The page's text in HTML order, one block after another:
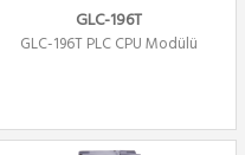
GLC-196T
GLC-196T PLC CPU Modülü